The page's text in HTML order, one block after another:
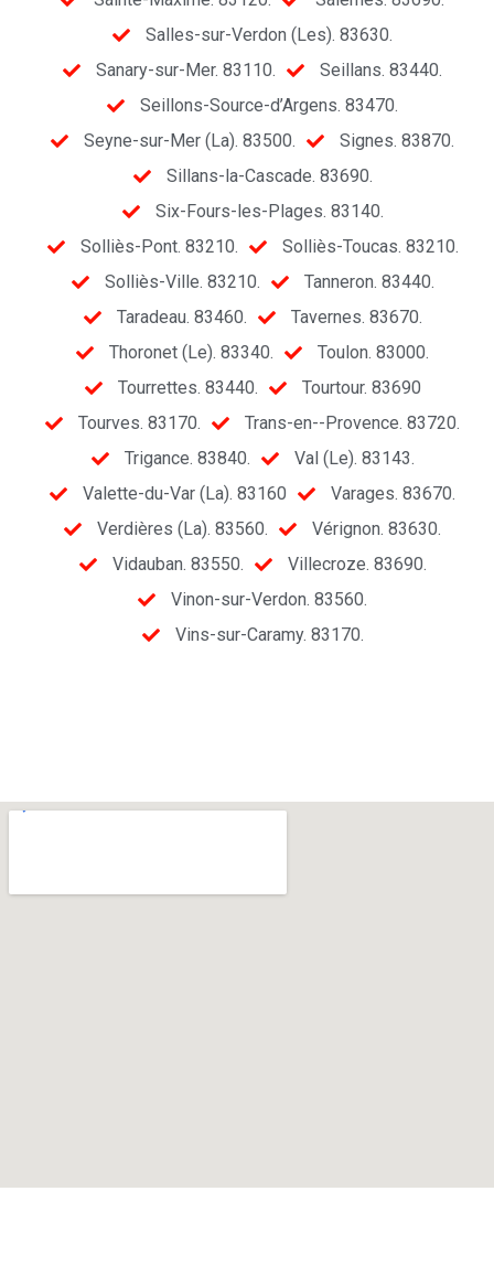
Salles-sur-Verdon (Les). 83630.
Sanary-sur-Mer. 83110.
Seillans. 83440.
Seillons-Source-d’Argens. 83470.
Seyne-sur-Mer (La). 83500.
Signes. 83870.
Sillans-la-Cascade. 83690.
Six-Fours-les-Plages. 83140.
Solliès-Pont. 83210.
Solliès-Toucas. 83210.
Solliès-Ville. 83210.
Tanneron. 83440.
Taradeau. 83460.
Tavernes. 83670.
Thoronet (Le). 83340.
Toulon. 83000.
Tourrettes. 83440.
Tourtour. 83690
Tourves. 83170.
Trans-en--Provence. 83720.
Trigance. 83840.
Val (Le). 83143.
Valette-du-Var (La). 83160
Varages. 83670.
Verdières (La). 83560.
Vérignon. 83630.
Vidauban. 83550.
Villecroze. 83690.
Vinon-sur-Verdon. 83560.
Vins-sur-Caramy. 83170.